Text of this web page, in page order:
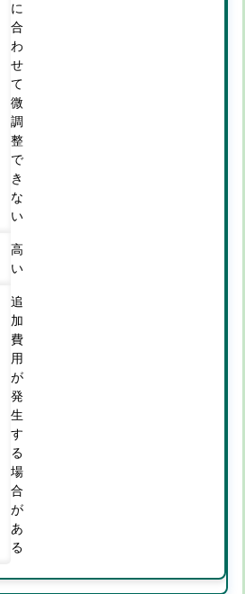
に
合
わ
せ
て
微
調
整
で
き
な
い
高
い
追
加
費
用
が
発
生
す
る
場
合
が
あ
る